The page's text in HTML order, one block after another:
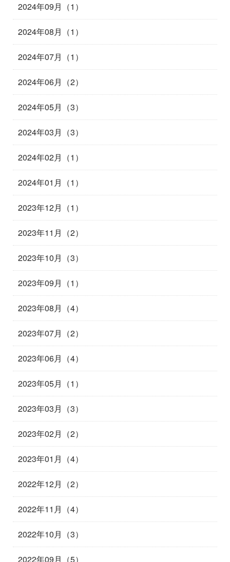
2024年09月（1）
2024年08月（1）
2024年07月（1）
2024年06月（2）
2024年05月（3）
2024年03月（3）
2024年02月（1）
2024年01月（1）
2023年12月（1）
2023年11月（2）
2023年10月（3）
2023年09月（1）
2023年08月（4）
2023年07月（2）
2023年06月（4）
2023年05月（1）
2023年03月（3）
2023年02月（2）
2023年01月（4）
2022年12月（2）
2022年11月（4）
2022年10月（3）
2022年09月（5）